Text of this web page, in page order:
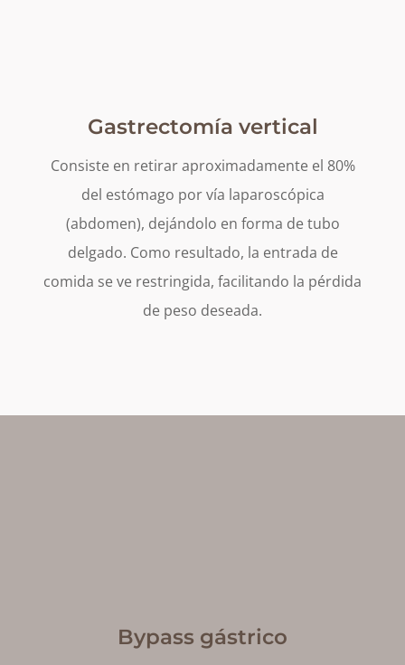
Gastrectomía vertical
Consiste en retirar aproximadamente el 80%
del estómago por vía laparoscópica
(abdomen), dejándolo en forma de tubo
delgado. Como resultado, la entrada de
comida se ve restringida, facilitando la pérdida
de peso deseada.
Bypass gástrico